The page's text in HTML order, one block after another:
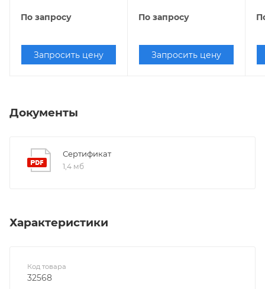
По запросу
Запросить цену
По запросу
Запросить цену
Документы
Сертификат
1,4 мб
Характеристики
Код товара
32568